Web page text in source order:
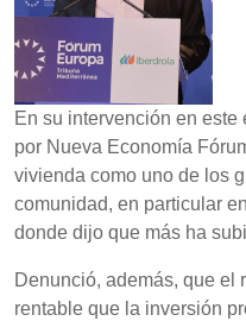
En su intervención en
por Nueva Economía
vivienda como uno de los
comunidad, en particular
donde dijo que más ha
Denunció, además, que el
rentable que la inversión